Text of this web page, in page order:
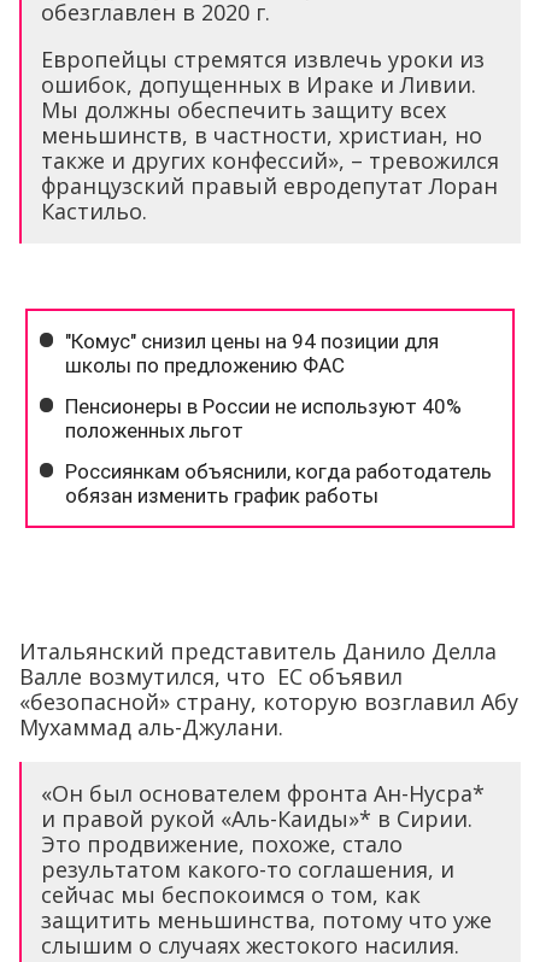
обезглавлен в 2020 г.
Европейцы стремятся извлечь уроки из
ошибок, допущенных в Ираке и Ливии.
Мы должны обеспечить защиту всех
меньшинств, в частности, христиан, но
также и других конфессий», – тревожился
французский правый евродепутат Лоран
Кастильо.
Итальянский представитель Данило Делла
Валле возмутился, что ЕС объявил
«безопасной» страну, которую возглавил Абу
Мухаммад аль-Джулани.
«Он был основателем фронта Ан-Нусра*
и правой рукой «Аль-Каиды»* в Сирии.
Это продвижение, похоже, стало
результатом какого-то соглашения, и
сейчас мы беспокоимся о том, как
защитить меньшинства, потому что уже
слышим о случаях жестокого насилия.